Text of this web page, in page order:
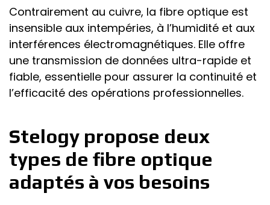
Contrairement au cuivre, la fibre optique est
insensible aux intempéries, à l’humidité et aux
interférences électromagnétiques. Elle offre
une transmission de données ultra-rapide et
fiable, essentielle pour assurer la continuité et
l’efficacité des opérations professionnelles.
Stelogy propose deux
types de fibre optique
adaptés à vos besoins